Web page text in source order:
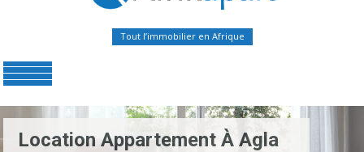
Tout l’immobilier en Afrique
Location Appartement À Agla